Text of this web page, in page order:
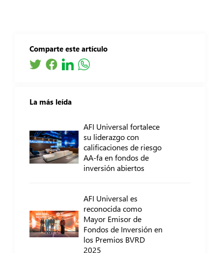
Comparte este artículo
La más leída
AFI Universal fortalece
su liderazgo con
calificaciones de riesgo
AA-fa en fondos de
inversión abiertos
AFI Universal es
reconocida como
Mayor Emisor de
Fondos de Inversión en
los Premios BVRD
2025